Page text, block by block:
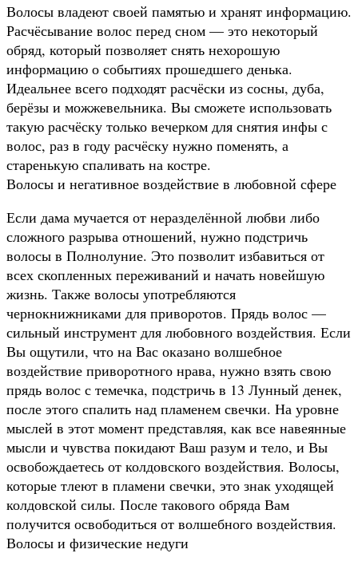
Волосы владеют своей памятью и хранят информацию.
Расчёсывание волос перед сном — это некоторый
обряд, который позволяет снять нехорошую
информацию о событиях прошедшего денька.
Идеальнее всего подходят расчёски из сосны, дуба,
берёзы и можжевельника. Вы сможете использовать
такую расчёску только вечерком для снятия инфы с
волос, раз в году расчёску нужно поменять, а
старенькую спаливать на костре.
Волосы и негативное воздействие в любовной сфере
Если дама мучается от неразделённой любви либо
сложного разрыва отношений, нужно подстричь
волосы в Полнолуние. Это позволит избавиться от
всех скопленных переживаний и начать новейшую
жизнь. Также волосы употребляются
чернокнижниками для приворотов. Прядь волос —
сильный инструмент для любовного воздействия. Если
Вы ощутили, что на Вас оказано волшебное
воздействие приворотного нрава, нужно взять свою
прядь волос с темечка, подстричь в 13 Лунный денек,
после этого спалить над пламенем свечки. На уровне
мыслей в этот момент представляя, как все навеянные
мысли и чувства покидают Ваш разум и тело, и Вы
освобождаетесь от колдовского воздействия. Волосы,
которые тлеют в пламени свечки, это знак уходящей
колдовской силы. После такового обряда Вам
получится освободиться от волшебного воздействия.
Волосы и физические недуги